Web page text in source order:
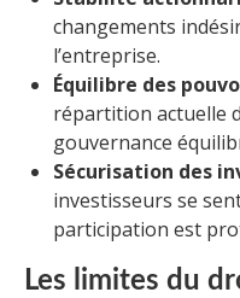
changements
l’entreprise.
Équilibre des
répartition actuelle
gouvernance
Sécurisation des
investisseurs se
participation est
Les limites du